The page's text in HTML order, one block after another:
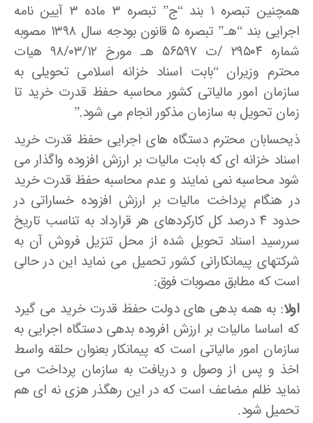
همچنین تبصره ۱ بند “ج” تبصره ۳ ماده ۳ آیین نامه
اجرایی بند “هـ” تبصره ۵ قانون بودجه سال ۱۳۹۸ مصوبه
شماره ۲۹۵۰۴ /ت ۵۶۵۹۷ هـ مورخ ۹۸/۰۳/۱۲ هیات
محترم وزیران “بابت اسناد خزانه اسلامی تحویلی به
سازمان امور مالیاتی کشور محاسبه حفظ قدرت خرید تا
زمان تحویل به سازمان مذکور انجام می شود.”
ذیحسابان محترم دستگاه های اجرایی حفظ قدرت خرید
اسناد خزانه ای که بابت مالیات بر ارزش افزوده واگذار می
شود محاسبه نمی نمایند و عدم محاسبه حفظ قدرت خرید
در هنگام پرداخت مالیات بر ارزش افزوده خساراتی در
حدود ۴ درصد کل کارکردهای هر قرارداد به تناسب تاریخ
سررسید اسناد تحویل شده از محل تنزیل فروش آن به
شرکتهای پیمانکارانی کشور تحمیل می نماید این در حالی
است که مطابق مصوبات فوق:
اولا: به همه بدهی های دولت حفظ قدرت خرید می گیرد
که اساسا مالیات بر ارزش افروده بدهی دستگاه اجرایی به
سازمان امور مالیاتی است که پیمانکار بعنوان حلقه واسط
اخذ و پس از وصول و دریافت به سازمان پرداخت می
نماید ظلم مضاعف است که در این رهگذر هزی نه ای هم
تحمیل شود.